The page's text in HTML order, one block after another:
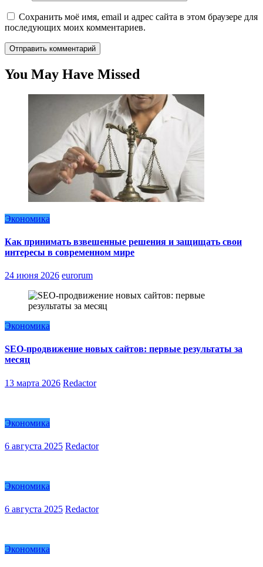
Сохранить моё имя, email и адрес сайта в этом браузере для
последующих моих комментариев.
You May Have Missed
Экономика
Как принимать взвешенные решения и защищать свои
интересы в современном мире
24 июня 2026 eurorum
Экономика
SEO-продвижение новых сайтов: первые результаты за
месяц
13 марта 2026 Redactor
Экономика
6 августа 2025 Redactor
Экономика
6 августа 2025 Redactor
Экономика